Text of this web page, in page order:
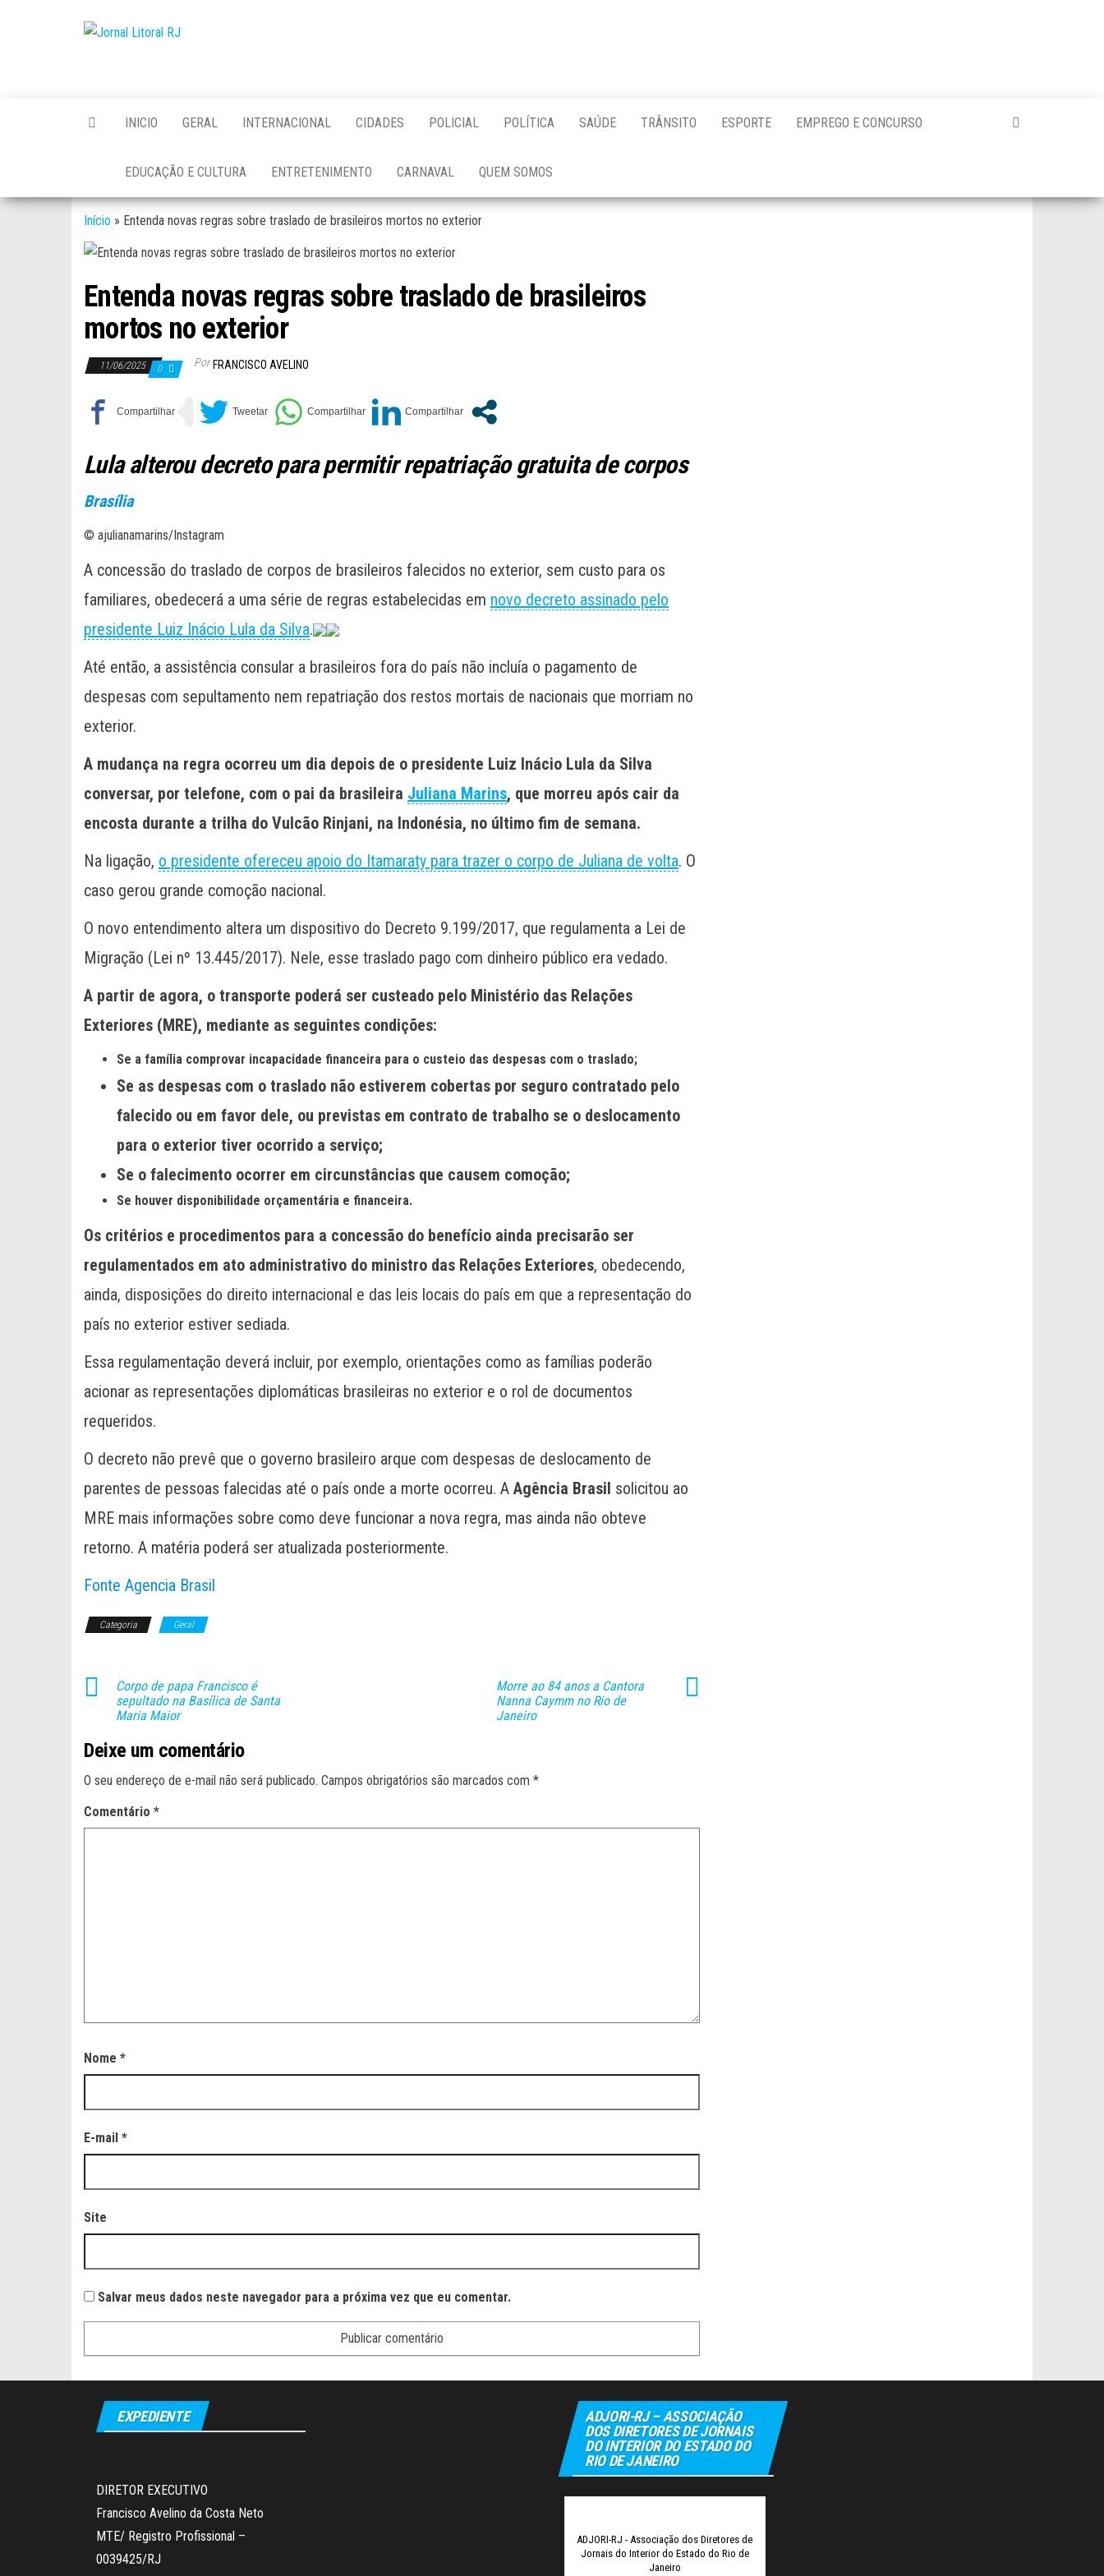
INICIO GERAL INTERNACIONAL CIDADES POLICIAL POLÍTICA SAÚDE TRÂNSITO ESPORTE EMPREGO E CONCURSO
EDUCAÇÃO E CULTURA ENTRETENIMENTO CARNAVAL QUEM SOMOS
Início » Entenda novas regras sobre traslado de brasileiros mortos no exterior
Entenda novas regras sobre traslado de brasileiros
mortos no exterior
11/06/2025 0 Por FRANCISCO AVELINO
Lula alterou decreto para permitir repatriação gratuita de corpos
Brasília
© ajulianamarins/Instagram
A concessão do traslado de corpos de brasileiros falecidos no exterior, sem custo para os
familiares, obedecerá a uma série de regras estabelecidas em novo decreto assinado pelo
presidente Luiz Inácio Lula da Silva.
Até então, a assistência consular a brasileiros fora do país não incluía o pagamento de
despesas com sepultamento nem repatriação dos restos mortais de nacionais que morriam no
exterior.
A mudança na regra ocorreu um dia depois de o presidente Luiz Inácio Lula da Silva
conversar, por telefone, com o pai da brasileira Juliana Marins, que morreu após cair da
encosta durante a trilha do Vulcão Rinjani, na Indonésia, no último fim de semana.
Na ligação, o presidente ofereceu apoio do Itamaraty para trazer o corpo de Juliana de volta. O
caso gerou grande comoção nacional.
O novo entendimento altera um dispositivo do Decreto 9.199/2017, que regulamenta a Lei de
Migração (Lei nº 13.445/2017). Nele, esse traslado pago com dinheiro público era vedado.
A partir de agora, o transporte poderá ser custeado pelo Ministério das Relações
Exteriores (MRE), mediante as seguintes condições:
Se a família comprovar incapacidade financeira para o custeio das despesas com o traslado;
Se as despesas com o traslado não estiverem cobertas por seguro contratado pelo
falecido ou em favor dele, ou previstas em contrato de trabalho se o deslocamento
para o exterior tiver ocorrido a serviço;
Se o falecimento ocorrer em circunstâncias que causem comoção;
Se houver disponibilidade orçamentária e financeira.
Os critérios e procedimentos para a concessão do benefício ainda precisarão ser
regulamentados em ato administrativo do ministro das Relações Exteriores, obedecendo,
ainda, disposições do direito internacional e das leis locais do país em que a representação do
país no exterior estiver sediada.
Essa regulamentação deverá incluir, por exemplo, orientações como as famílias poderão
acionar as representações diplomáticas brasileiras no exterior e o rol de documentos
requeridos.
O decreto não prevê que o governo brasileiro arque com despesas de deslocamento de
parentes de pessoas falecidas até o país onde a morte ocorreu. A Agência Brasil solicitou ao
MRE mais informações sobre como deve funcionar a nova regra, mas ainda não obteve
retorno. A matéria poderá ser atualizada posteriormente.
Fonte Agencia Brasil
Categoria Geral
Corpo de papa Francisco é
sepultado na Basílica de Santa
Maria Maior
Morre ao 84 anos a Cantora
Nanna Caymm no Rio de
Janeiro
Deixe um comentário
O seu endereço de e-mail não será publicado. Campos obrigatórios são marcados com *
Comentário *
Nome *
E-mail *
Site
Salvar meus dados neste navegador para a próxima vez que eu comentar.
EXPEDIENTE
DIRETOR EXECUTIVO
Francisco Avelino da Costa Neto
MTE/ Registro Profissional –
0039425/RJ
ADJORI-RJ – ASSOCIAÇÃO
DOS DIRETORES DE JORNAIS
DO INTERIOR DO ESTADO DO
RIO DE JANEIRO
ADJORI-RJ - Associação dos Diretores de
Jornais do Interior do Estado do Rio de
Janeiro